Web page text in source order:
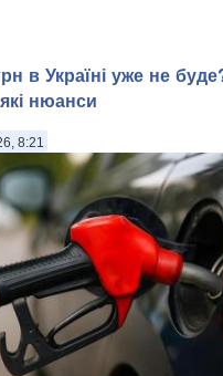
в Україні уже не
нюанси
8:21